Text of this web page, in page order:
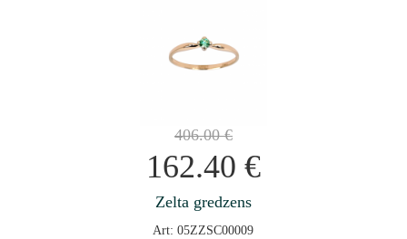
406.00€
162.40 €
Zelta gredzens
Art: 05ZZSC00009